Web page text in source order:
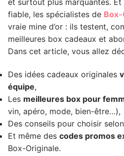
fiable, les spécialistes de
vraie mine d’or : ils testent,
meilleures box cadeaux et
Dans cet article, vous allez
Des idées cadeaux originales
équipe,
Les meilleures box pour
vin, apéro, mode, bien-être…),
Des conseils pour choisir
Et même des codes promos
Box-Originale.